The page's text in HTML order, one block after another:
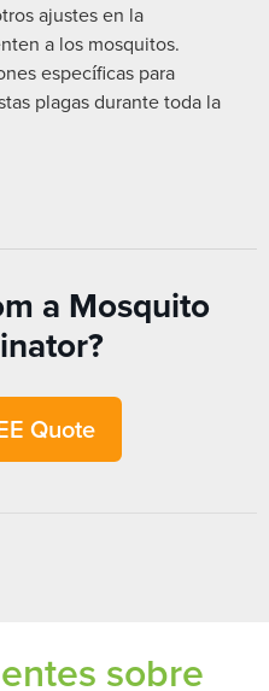
ajustes en la
a los mosquitos.
específicas para
plagas durante toda la
a Mosquito
Quote
sobre